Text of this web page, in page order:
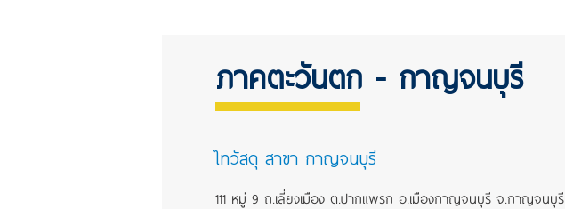
ไทวัสดุ สาขา กาญจนบุรี
111 หมู่ 9 ถ.เลี่ยงเมือง ต.ปากแพรก อ.เมืองกาญจนบุรี จ.กาญจนบุรี
ภาคตะวันตก - กาญจนบุรี